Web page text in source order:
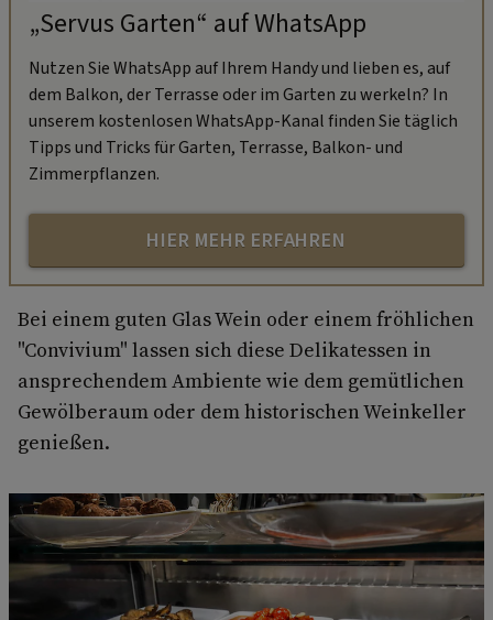
„Servus Garten“ auf WhatsApp
Nutzen Sie WhatsApp auf Ihrem Handy und lieben es, auf
dem Balkon, der Terrasse oder im Garten zu werkeln? In
unserem kostenlosen WhatsApp-Kanal finden Sie täglich
Tipps und Tricks für Garten, Terrasse, Balkon- und
Zimmerpflanzen.
HIER MEHR ERFAHREN
Bei einem guten Glas Wein oder einem fröhlichen
"Convivium" lassen sich diese Delikatessen in
ansprechendem Ambiente wie dem gemütlichen
Gewölberaum oder dem historischen Weinkeller
genießen.